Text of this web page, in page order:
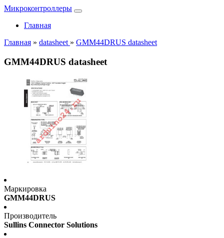
Микроконтроллеры
Главная
Главная » datasheet » GMM44DRUS datasheet
GMM44DRUS datasheet
Маркировка
GMM44DRUS
Производитель
Sullins Connector Solutions